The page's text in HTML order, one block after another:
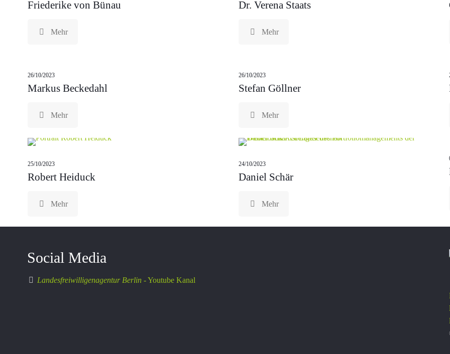
Friederike von Bünau
Mehr
Dr. Verena Staats
Mehr
26/10/2023
Markus Beckedahl
Mehr
26/10/2023
Stefan Göllner
Mehr
25/10/2023
Robert Heiduck
Mehr
24/10/2023
Daniel Schär
Mehr
Social Media
Landesfreiwilligenagentur Berlin -Youtube Kanal